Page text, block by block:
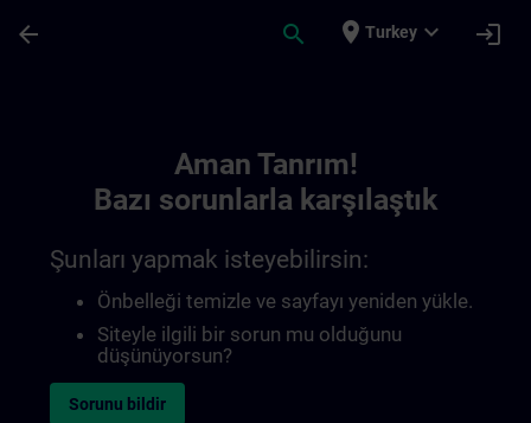
arrow_back search place Turkey expand_more login
Aman Tanrım!
Bazı sorunlarla karşılaştık
Şunları yapmak isteyebilirsin:
Önbelleği temizle ve sayfayı yeniden yükle.
Siteyle ilgili bir sorun mu olduğunu
düşünüyorsun?
Sorunu bildir